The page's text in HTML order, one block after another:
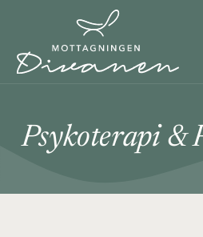
Psykoterapi &